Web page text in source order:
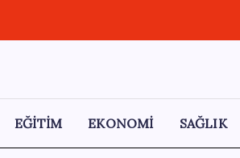
EĞİTİM EKONOMİ SAĞLIK